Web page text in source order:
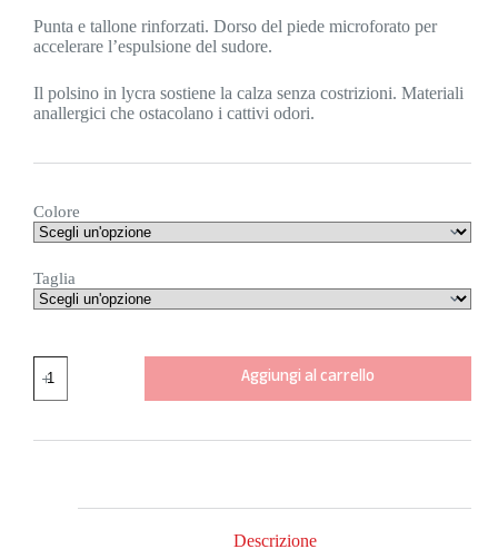
Punta e tallone rinforzati. Dorso del piede microforato per
accelerare l’espulsione del sudore.
Il polsino in lycra sostiene la calza senza costrizioni. Materiali
anallergici che ostacolano i cattivi odori.
Colore
Taglia
CALZA
PROFESSIONAL
CARBON
VERDE
Aggiungi al carrello
Descrizione